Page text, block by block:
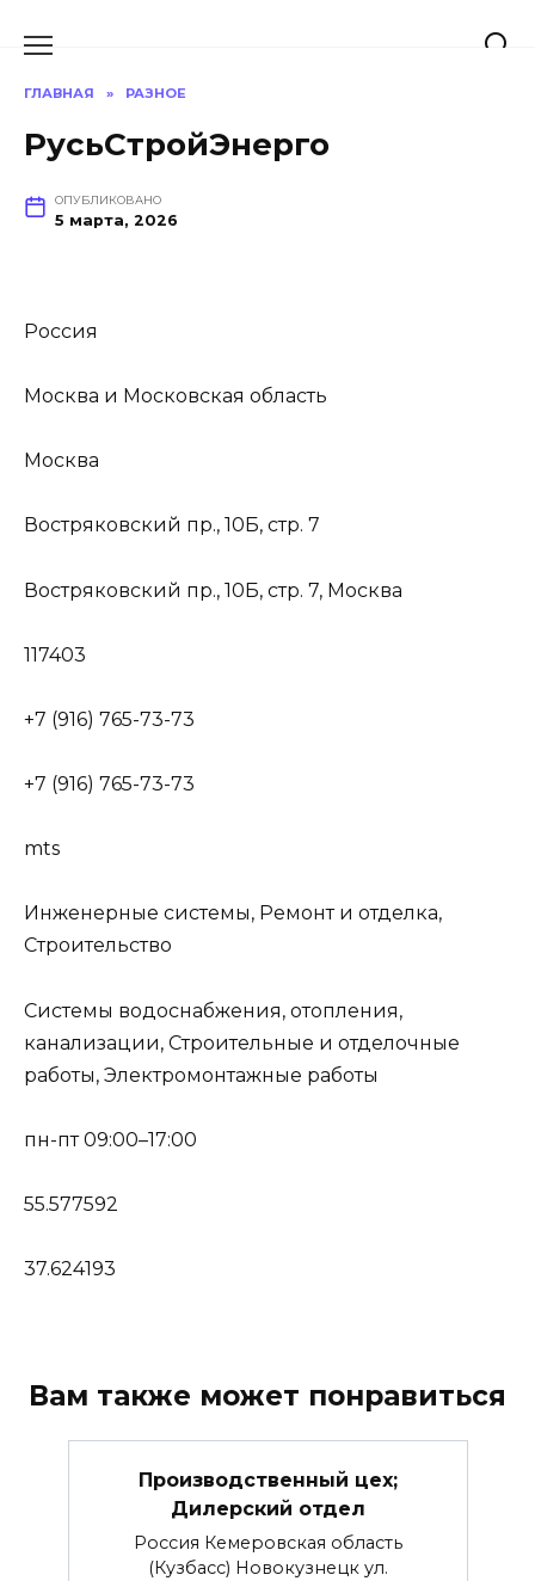
ГЛАВНАЯ » РАЗНОЕ
РусьСтройЭнерго
ОПУБЛИКОВАНО
5 марта, 2026
Россия
Москва и Московская область
Москва
Востряковский пр., 10Б, стр. 7
Востряковский пр., 10Б, стр. 7, Москва
117403
+7 (916) 765-73-73
+7 (916) 765-73-73
mts
Инженерные системы, Ремонт и отделка,
Строительство
Системы водоснабжения, отопления,
канализации, Строительные и отделочные
работы, Электромонтажные работы
пн-пт 09:00–17:00
55.577592
37.624193
Вам также может понравиться
Производственный цех;
Дилерский отдел
Россия Кемеровская область
(Кузбасс) Новокузнецк ул.